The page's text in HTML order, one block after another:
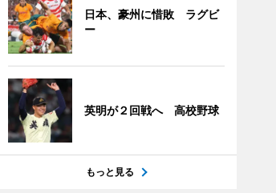
日本、豪州に惜敗 ラグビ
ー
英明が２回戦へ 高校野球
もっと見る